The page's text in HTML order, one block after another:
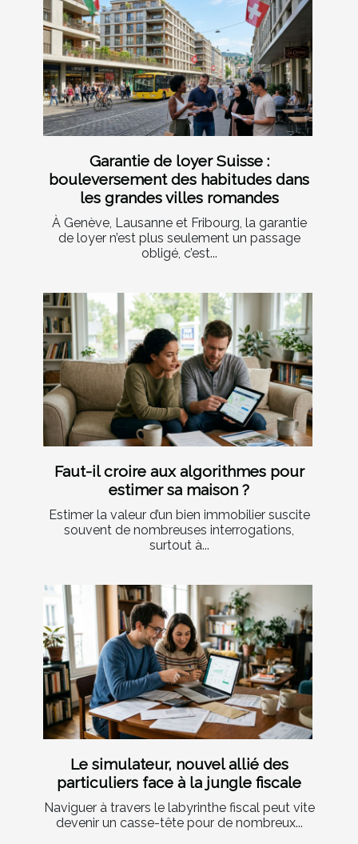
Garantie de loyer Suisse :
bouleversement des habitudes dans
les grandes villes romandes
À Genève, Lausanne et Fribourg, la garantie
de loyer n’est plus seulement un passage
obligé, c’est...
Faut-il croire aux algorithmes pour
estimer sa maison ?
Estimer la valeur d’un bien immobilier suscite
souvent de nombreuses interrogations,
surtout à...
Le simulateur, nouvel allié des
particuliers face à la jungle fiscale
Naviguer à travers le labyrinthe fiscal peut vite
devenir un casse-tête pour de nombreux...